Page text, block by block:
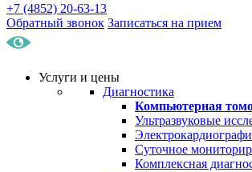
+7 (4852) 20-63-13
Обратный звонок Записаться на прием
Услуги и цены
Диагностика
Компьютерная
Ультразвуковые
Суточное
Комплексная